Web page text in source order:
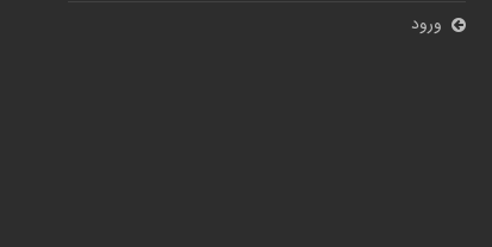
ورود